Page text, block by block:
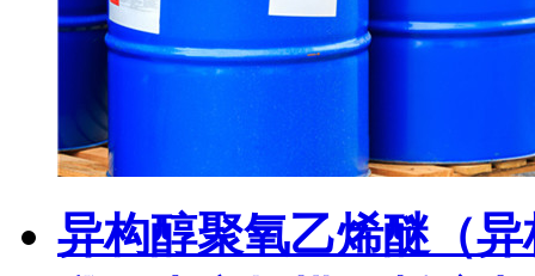
异构醇聚氧乙烯醚（